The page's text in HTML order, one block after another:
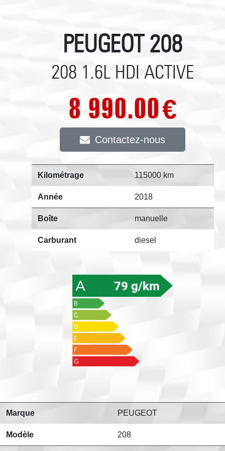
PEUGEOT 208
208 1.6L HDI ACTIVE
8 990.00€
Contactez-nous
Kilométrage 115000 km
Année 2018
Boîte manuelle
Carburant diesel
79 g/km
Marque PEUGEOT
Modèle 208